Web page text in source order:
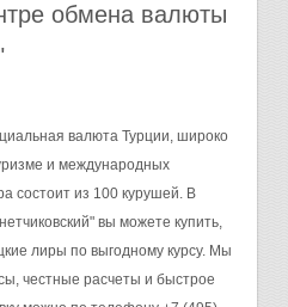
обмена валюты
валюта Турции, широко
и международных
состоит из 100 курушей. В
вы можете купить,
лиры по выгодному курсу. Мы
честные расчеты и быстрое